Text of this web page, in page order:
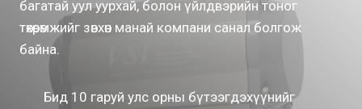
багатай уул уурхай, болон үйлдвэрийн тоног
төхөөрөмжийг зөвхөн манай компани санал болгож
байна.
Бид 10 гаруй улс орны бүтээгдэхүүнийг